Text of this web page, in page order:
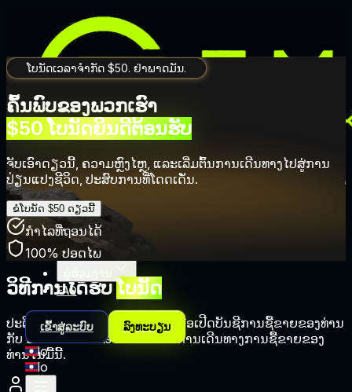
ການຄ້າ
ໂປຣໂມຊັນ
ບໍລິສັດ
FAQ
ເຂົ້າສູ່ລະບົບ ລົງທະບຽນ
lo
lo
ໂບນັດເວລາຈຳກັດ $50. ຢ່າພາດມັນ.
ຄົ້ນພົບຂອງພວກເຮົາ
$50 ໂບນັດຍິນດີຕ້ອນຮັບ
ຈັບເອົາດຽວນີ້, ຄວາມຫຼົງໄຫຼ, ແລະເລີ່ມຕົ້ນການເດີນທາງໄປສູ່ການ
ປ່ຽນແປງຊີວິດ, ປະສົບການທີ່ໂດດເດັ່ນ.
ຂໍໂບນັດ $50 ດຽວນີ້
ກໍາໄລທີ່ຖອນໄດ້
100% ປອດໄພ
ວິທີການໄດ້ຮັບໂບນັດ
ປະຕິບັດຕາມຂັ້ນຕອນງ່າຍໆເຫຼົ່ານີ້ເພື່ອເປີດບັນຊີການຊື້ຂາຍຂອງທ່ານ
ກັບ EMAR Markets ແລະເລີ່ມຕົ້ນການເດີນທາງການຊື້ຂາຍຂອງ
ທ່ານໃນມື້ນີ້.